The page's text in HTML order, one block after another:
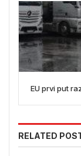
EU prvi put
RELATED